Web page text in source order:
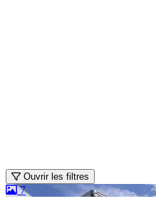
Ouvrir les filtres
7